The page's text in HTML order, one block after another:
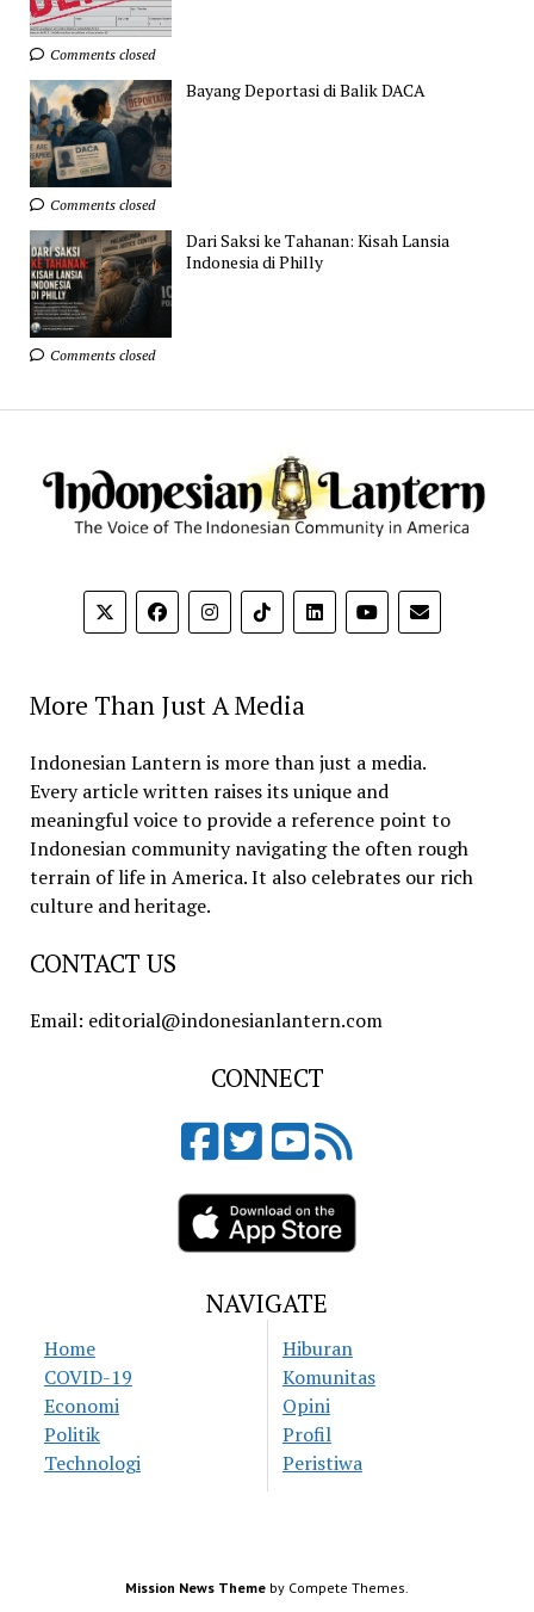
Comments closed
Bayang Deportasi di Balik DACA
Comments closed
Dari Saksi ke Tahanan: Kisah Lansia
Indonesia di Philly
Comments closed
More Than Just A Media
Indonesian Lantern is more than just a media.
Every article written raises its unique and
meaningful voice to provide a reference point to
Indonesian community navigating the often rough
terrain of life in America. It also celebrates our rich
culture and heritage.
CONTACT US
Email: editorial@indonesianlantern.com
CONNECT
NAVIGATE
Home
COVID-19
Economi
Politik
Technologi
Hiburan
Komunitas
Opini
Profil
Peristiwa
Mission News Theme by Compete Themes.